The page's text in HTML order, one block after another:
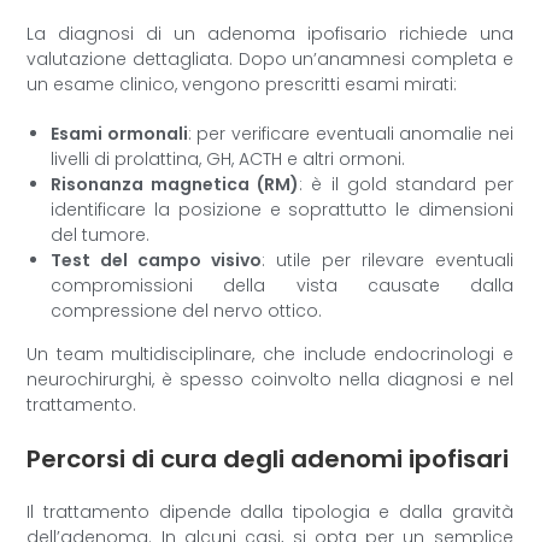
La diagnosi di un adenoma ipofisario richiede una
valutazione dettagliata. Dopo un’anamnesi completa e
un esame clinico, vengono prescritti esami mirati:
Esami ormonali: per verificare eventuali anomalie nei
livelli di prolattina, GH, ACTH e altri ormoni.
Risonanza magnetica (RM): è il gold standard per
identificare la posizione e soprattutto le dimensioni
del tumore.
Test del campo visivo: utile per rilevare eventuali
compromissioni della vista causate dalla
compressione del nervo ottico.
Un team multidisciplinare, che include endocrinologi e
neurochirurghi, è spesso coinvolto nella diagnosi e nel
trattamento.
Percorsi di cura degli adenomi ipofisari
Il trattamento dipende dalla tipologia e dalla gravità